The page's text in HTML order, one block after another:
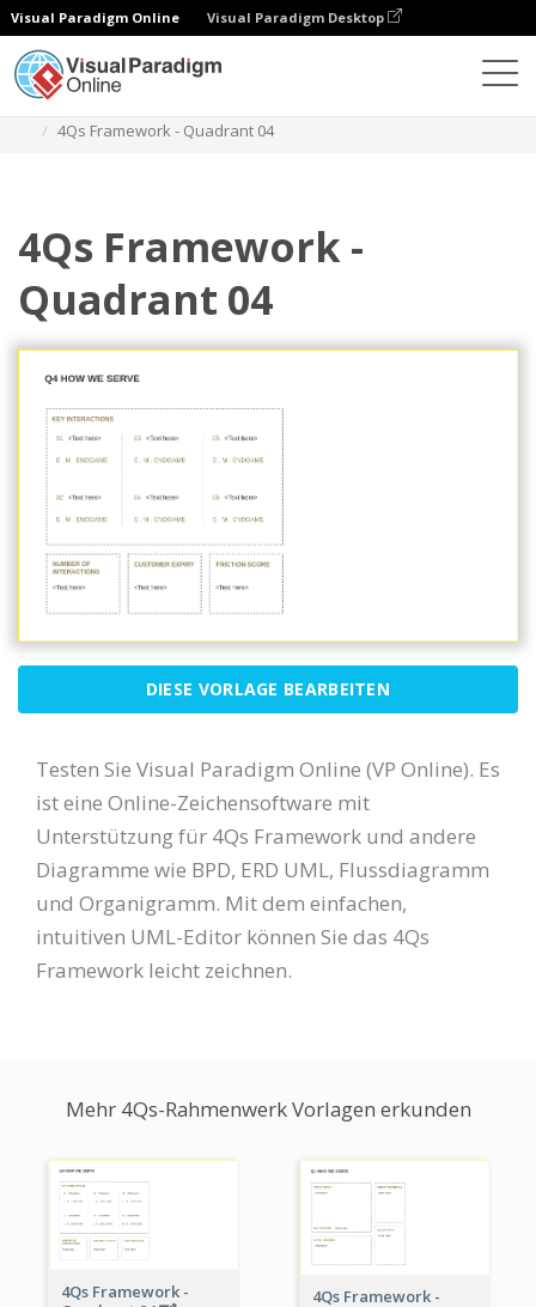
Visual Paradigm Online Visual Paradigm Desktop
4Qs Framework - Quadrant 04
4Qs Framework -
Quadrant 04
DIESE VORLAGE BEARBEITEN
Testen Sie Visual Paradigm Online (VP Online). Es
ist eine Online-Zeichensoftware mit
Unterstützung für 4Qs Framework und andere
Diagramme wie BPD, ERD UML, Flussdiagramm
und Organigramm. Mit dem einfachen,
intuitiven UML-Editor können Sie das 4Qs
Framework leicht zeichnen.
Mehr 4Qs-Rahmenwerk Vorlagen erkunden
4Qs Framework -
4Qs Framework -